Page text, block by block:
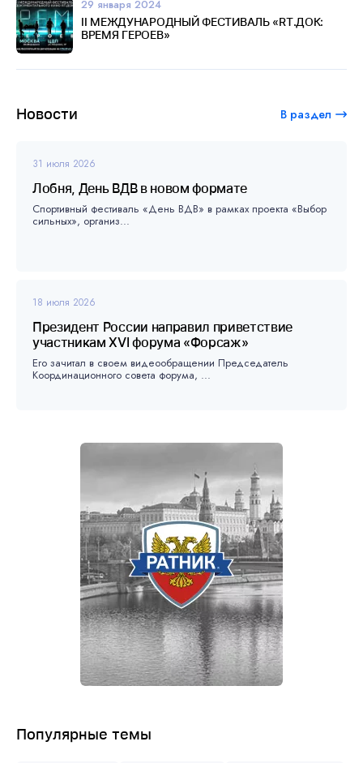
Новости В раздел
31 июля 2026
Лобня, День ВДВ в новом формате
Спортивный фестиваль «День ВДВ» в рамках проекта «Выбор
сильных», организ...
18 июля 2026
Президент России направил приветствие
участникам XVI форума «Форсаж»
Его зачитал в своем видеообращении Председатель
Координационного совета форума, ...
29 января 2024
II МЕЖДУНАРОДНЫЙ ФЕСТИВАЛЬ «RT.ДОК:
ВРЕМЯ ГЕРОЕВ»
Популярные темы